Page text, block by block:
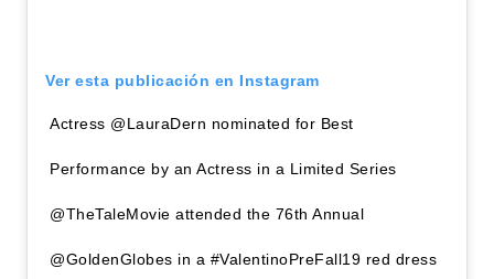
Ver esta publicación en Instagram
Actress @LauraDern nominated for Best
Performance by an Actress in a Limited Series
@TheTaleMovie attended the 76th Annual
@GoldenGlobes in a #ValentinoPreFall19 red dress